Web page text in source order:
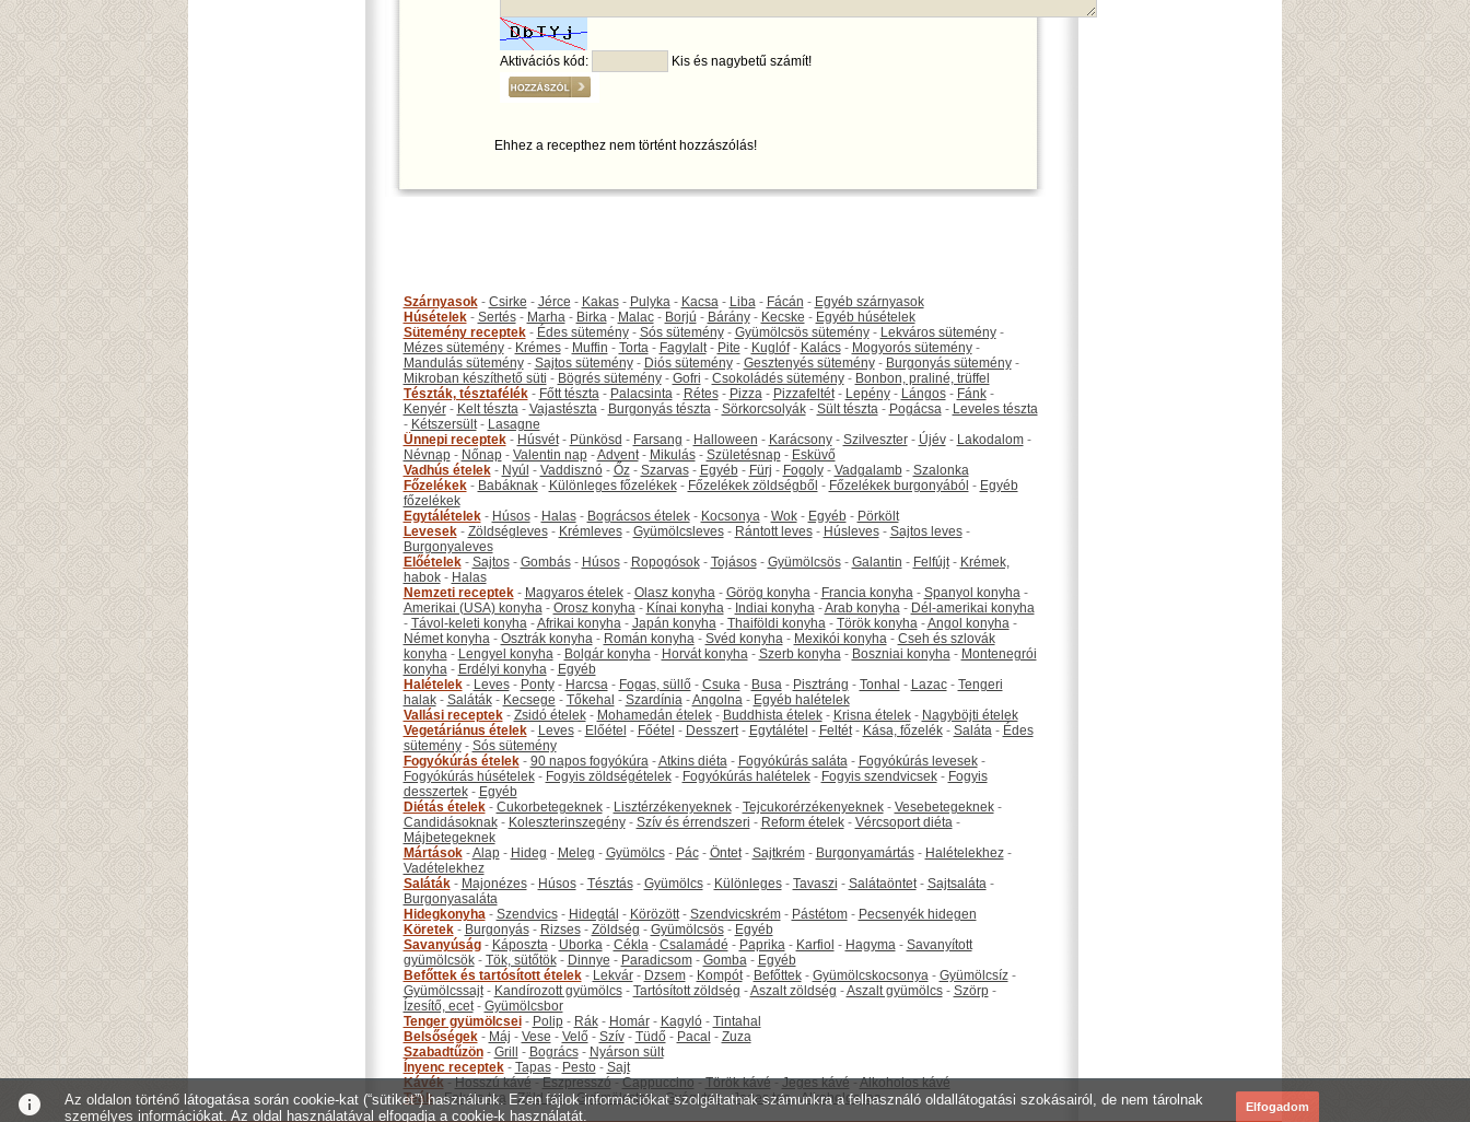
Aktivációs kód: Kis és nagybetű számít!
Ehhez a recepthez nem történt hozzászólás!
Szárnyasok- Csirke - Jérce - Kakas- Pulyka- Kacsa- Liba- Fácán - Egyéb szárnyasok
Húsételek- Sertés- Marha- Birka- Malac- Borjú - Bárány- Kecske - Egyéb húsételek
Sütemény receptek- Édes sütemény- Sós sütemény- Gyümölcsös sütemény- Lekváros sütemény-
Mézes sütemény- Krémes- Muffin - Torta- Fagylalt- Pite - Kuglóf- Kalács- Mogyorós sütemény-
Mandulás sütemény- Sajtos sütemény- Diós sütemény- Gesztenyés sütemény- Burgonyás sütemény-
Mikroban készíthető süti - Bögrés sütemény- Gofri - Csokoládés sütemény- Bonbon, praliné, trüffel
Tészták, tésztafélék- Főtt tészta- Palacsinta- Rétes- Pizza- Pizzafeltét- Lepény- Lángos- Fánk-
Kenyér- Kelt tészta- Vajastészta- Burgonyás tészta- Sörkorcsolyák- Sült tészta- Pogácsa- Leveles tészta
- Kétszersült- Lasagne
Ünnepi receptek- Húsvét- Pünkösd - Farsang - Halloween - Karácsony- Szilveszter- Újév- Lakodalom-
Névnap- Nőnap- Valentin nap-Advent- Mikulás- Születésnap- Esküvő
Vadhús ételek- Nyúl - Vaddisznó- Őz- Szarvas- Egyéb- Fürj - Fogoly- Vadgalamb- Szalonka
Főzelékek- Babáknak- Különleges főzelékek- Főzelékek zöldségből - Főzelékek burgonyából - Egyéb
főzelékek
Egytálételek- Húsos- Halas- Bográcsos ételek- Kocsonya- Wok- Egyéb- Pörkölt
Levesek- Zöldségleves- Krémleves- Gyümölcsleves- Rántott leves- Húsleves- Sajtos leves-
Burgonyaleves
Előételek- Sajtos- Gombás- Húsos- Ropogósok- Tojásos- Gyümölcsös- Galantin - Felfújt- Krémek,
habok- Halas
Nemzeti receptek- Magyaros ételek- Olasz konyha- Görög konyha- Francia konyha- Spanyol konyha-
Amerikai (USA) konyha- Orosz konyha- Kínai konyha- Indiai konyha-Arab konyha- Dél-amerikai konyha
- Távol-keleti konyha-Afrikai konyha- Japán konyha- Thaiföldi konyha- Török konyha-Angol konyha-
Német konyha- Osztrák konyha- Román konyha- Svéd konyha- Mexikói konyha- Cseh és szlovák
konyha- Lengyel konyha- Bolgár konyha- Horvát konyha- Szerb konyha- Boszniai konyha- Montenegrói
konyha- Erdélyi konyha- Egyéb
Halételek- Leves- Ponty- Harcsa- Fogas, süllő- Csuka- Busa- Pisztráng - Tonhal - Lazac- Tengeri
halak- Saláták- Kecsege - Tőkehal - Szardínia-Angolna- Egyéb halételek
Vallási receptek- Zsidó ételek- Mohamedán ételek- Buddhista ételek- Krisna ételek- Nagyböjti ételek
Vegetáriánus ételek- Leves- Előétel - Főétel - Desszert- Egytálétel - Feltét- Kása, főzelék- Saláta- Édes
sütemény- Sós sütemény
Fogyókúrás ételek- 90 napos fogyókúra-Atkins diéta- Fogyókúrás saláta- Fogyókúrás levesek-
Fogyókúrás húsételek- Fogyis zöldségételek- Fogyókúrás halételek- Fogyis szendvicsek- Fogyis
desszertek- Egyéb
Diétás ételek- Cukorbetegeknek- Lisztérzékenyeknek- Tejcukorérzékenyeknek- Vesebetegeknek-
Candidásoknak- Koleszterinszegény- Szív és érrendszeri - Reform ételek- Vércsoport diéta-
Májbetegeknek
Mártások-Alap- Hideg - Meleg - Gyümölcs- Pác- Öntet- Sajtkrém- Burgonyamártás- Halételekhez-
Vadételekhez
Saláták- Majonézes- Húsos- Tésztás- Gyümölcs- Különleges- Tavaszi - Salátaöntet- Sajtsaláta-
Burgonyasaláta
Hidegkonyha- Szendvics- Hidegtál - Körözött- Szendvicskrém- Pástétom- Pecsenyék hidegen
Köretek- Burgonyás- Rizses- Zöldség - Gyümölcsös- Egyéb
Savanyúság- Káposzta- Uborka- Cékla- Csalamádé - Paprika- Karfiol - Hagyma- Savanyított
gyümölcsök- Tök, sütőtök- Dinnye - Paradicsom- Gomba- Egyéb
Befőttek és tartósított ételek- Lekvár- Dzsem- Kompót- Befőttek- Gyümölcskocsonya- Gyümölcsíz-
Gyümölcssajt- Kandírozott gyümölcs- Tartósított zöldség -Aszalt zöldség -Aszalt gyümölcs- Szörp-
Ízesítő, ecet- Gyümölcsbor
Tenger gyümölcsei- Polip- Rák- Homár- Kagyló- Tintahal
Belsőségek- Máj - Vese - Velő- Szív- Tüdő- Pacal - Zuza
Szabadtűzön- Grill - Bogrács- Nyárson sült
Ínyenc receptek- Tapas- Pesto- Sajt
Kávék-Hosszú kávé-Eszpresszó-Cappuccino-Török kávé-Jeges kávé-Alkoholos kávé
Teák-Fekete tea -Zöld tea-Gyümölcstea-Gyógytea-Jeges tea-Alkoholos tea
info
Az oldalon történő látogatása során cookie-kat (“sütiket”) használunk. Ezen fájlok információkat szolgáltatnak számunkra a felhasználó oldallátogatási szokásairól, de nem tárolnak
személyes információkat. Az oldal használatával elfogadja a cookie-k használatát.
Elfogadom